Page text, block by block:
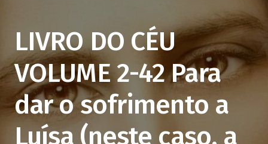
LIVRO DO CÉU
VOLUME 2-42 Para
dar o sofrimento a
Luísa (neste caso, a